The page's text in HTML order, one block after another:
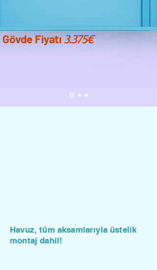
Gövde Fiyatı 3.375€
Havuz, tüm aksamlarıyla üstelik
montaj dahil!